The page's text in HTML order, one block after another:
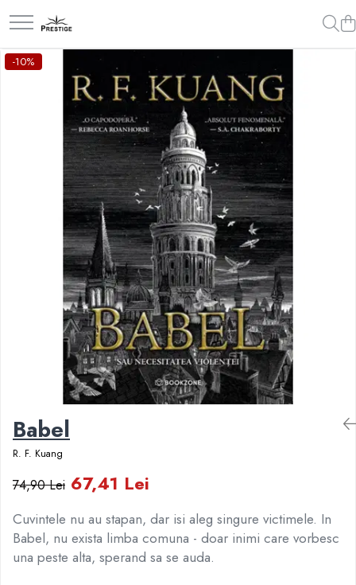
Toate Produsele
Pachete Speciale Carti
Spiritualitate - Ezoterism
AngelConnection
Arte Divinatorii
Chiromantie
Dezvoltare Spirituala
KidConnection
Minte Corp
New Illuminati Files
Numerologie
Paranormal
Parapsihologie
Ramtha
ReConnect
Religie
Crestinism
ScienceConnection
Babel
R. F. Kuang
-10%
74,90 Lei 67,41 Lei
Cuvintele nu au stapan, dar isi aleg singure victimele. In
Babel, nu exista limba comuna - doar inimi care vorbesc
una peste alta, sperand sa se auda.